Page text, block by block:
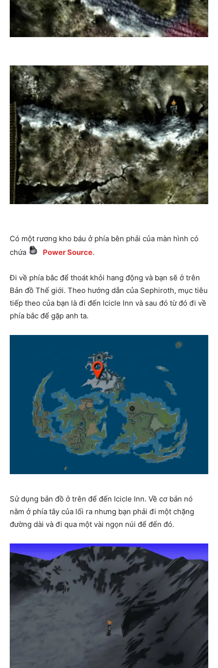
Có một rương kho báu ở phía bên phải của màn hình có
chứa
Power Source.
Đi về phía bắc để thoát khỏi hang động và bạn sẽ ở trên
Bản đồ Thế giới. Theo hướng dẫn của Sephiroth, mục tiêu
tiếp theo của bạn là đi đến Icicle Inn và sau đó từ đó đi về
phía bắc để gặp anh ta.
Sử dụng bản đồ ở trên để đến Icicle Inn. Về cơ bản nó
nằm ở phía tây của lối ra nhưng bạn phải đi một chặng
đường dài và đi qua một vài ngọn núi để đến đó.